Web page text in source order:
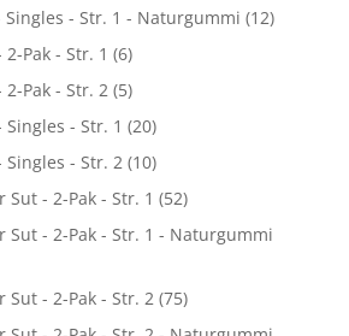
Singles - Str. 1 - Naturgummi (12)
Pak - Str. 1 (6)
Pak - Str. 2 (5)
- Str. 1 (20)
Singles - Str. 2 (10)
Sut - 2-Pak - Str. 1 (52)
Sut - 2-Pak - Str. 1 - Naturgummi
Sut - 2-Pak - Str. 2 (75)